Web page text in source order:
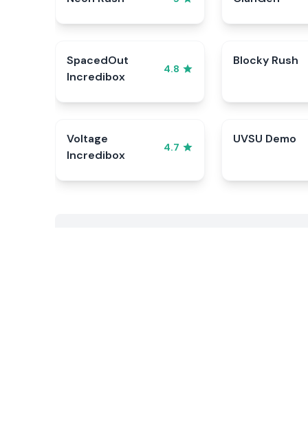
SpacedOut
Incredibox
4.8
Blocky Rush
Voltage
Incredibox
4.7
UVSU Demo